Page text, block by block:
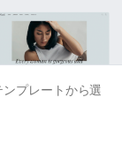
プレートから選